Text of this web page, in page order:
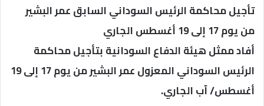
تأجيل محاكمة الرئيس السوداني السابق عمر البشير
من يوم 17 إلى 19 أغسطس الجاري
أفاد ممثل هيئة الدفاع السودانية بتأجيل محاكمة
الرئيس السوداني المعزول عمر البشير من يوم 17 إلى 19
أغسطس/ آب الجاري.